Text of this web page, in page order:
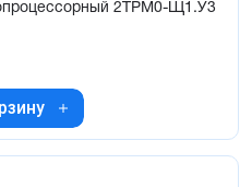
2ТРМ0-Щ1.У3